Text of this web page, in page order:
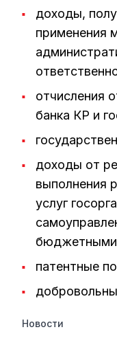
доходы,
применения
отчисления
банка КР и
доходы от
выполнения
услуг
патентные
Новости